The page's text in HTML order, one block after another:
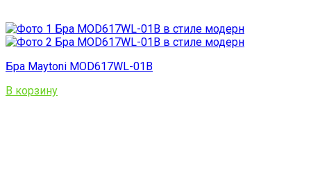
Бра Maytoni MOD617WL-01B
В корзину